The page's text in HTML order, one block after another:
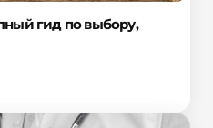
гид по выбору,